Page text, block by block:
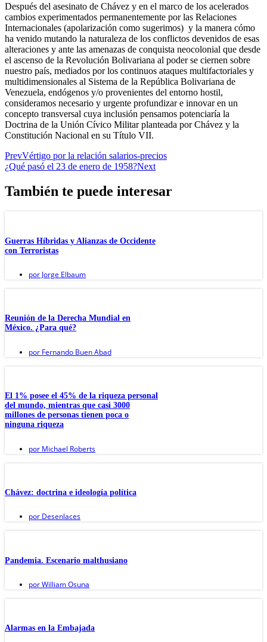
Después del asesinato de Chávez y en el marco de los acelerados
cambios experimentados permanentemente por las Relaciones
Internacionales (apolarización como sugerimos) y la manera cómo
ha venido mutando la naturaleza de los conflictos devenidos de esas
alteraciones y ante las amenazas de conquista neocolonial que desde
el ascenso de la Revolución Bolivariana al poder se ciernen sobre
nuestro país, mediados por los continuos ataques multifactoriales y
multidimensionales al Sistema de la República Bolivariana de
Venezuela, endógenos y/o provenientes del entorno hostil,
consideramos necesario y urgente profundizar e innovar en un
concepto transversal cuya inclusión pensamos potenciaría la
Doctrina de la Unión Cívico Militar planteada por Chávez y la
Constitución Nacional en su Título VII.
PrevVértigo por la relación salarios-precios
¿Qué pasó el 23 de enero de 1958?Next
También te puede interesar
Guerras Híbridas y Alianzas de Occidente
con Terroristas
por Jorge Elbaum
Reunión de la Derecha Mundial en
México. ¿Para qué?
por Fernando Buen Abad
El 1% posee el 45% de la riqueza personal
del mundo, mientras que casi 3000
millones de personas tienen poca o
ninguna riqueza
por Michael Roberts
Chávez: doctrina e ideología política
por Desenlaces
Pandemia. Escenario malthusiano
porWilliam Osuna
Alarmas en la Embajada